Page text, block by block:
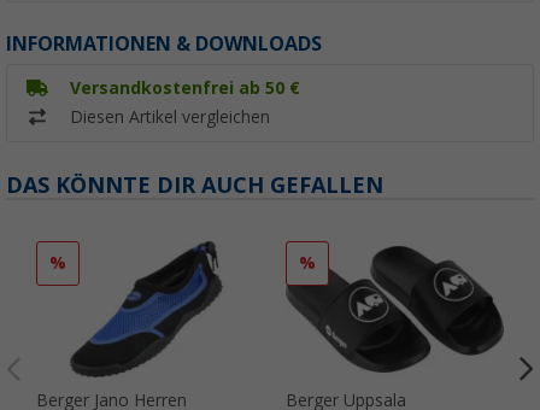
INFORMATIONEN & DOWNLOADS
Versandkostenfrei ab 50 €
Diesen Artikel vergleichen
DAS KÖNNTE DIR AUCH GEFALLEN
%
Berger Jano Herren
%
Berger Uppsala